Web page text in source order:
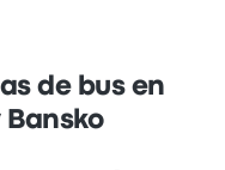
de bus en
Bansko